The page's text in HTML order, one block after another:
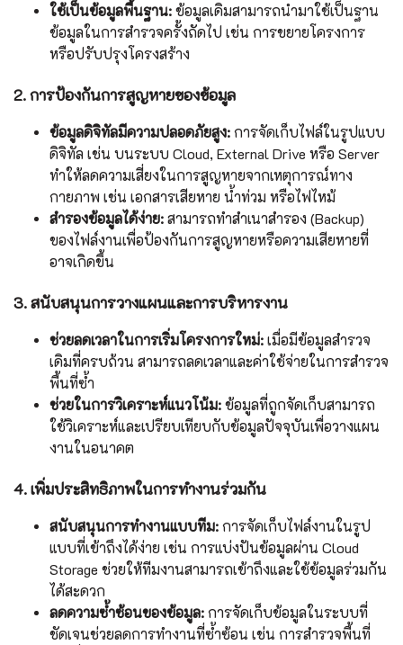
ใช้เป็นข้อมูลพื้นฐาน:ข้อมูลเดิมสามารถนำมาใช้เป็นฐาน
ข้อมูลในการสำรวจครั้งถัดไป เช่น การขยายโครงการ
หรือปรับปรุงโครงสร้าง
2. การป้องกันการสูญหายของข้อมูล
ข้อมูลดิจิทัลมีความปลอดภัยสูง:การจัดเก็บไฟล์ในรูปแบบ
ดิจิทัล เช่น บนระบบ Cloud, External Drive หรือ Server
ทำให้ลดความเสี่ยงในการสูญหายจากเหตุการณ์ทาง
กายภาพ เช่น เอกสารเสียหาย น้ำท่วม หรือไฟไหม้
สำรองข้อมูลได้ง่าย:สามารถทำสำเนาสำรอง (Backup)
ของไฟล์งานเพื่อป้องกันการสูญหายหรือความเสียหายที่
อาจเกิดขึ้น
3. สนับสนุนการวางแผนและการบริหารงาน
ช่วยลดเวลาในการเริ่มโครงการใหม่:เมื่อมีข้อมูลสำรวจ
เดิมที่ครบถ้วน สามารถลดเวลาและค่าใช้จ่ายในการสำรวจ
พื้นที่ซ้ำ
ช่วยในการวิเคราะห์แนวโน้ม:ข้อมูลที่ถูกจัดเก็บสามารถ
ใช้วิเคราะห์และเปรียบเทียบกับข้อมูลปัจจุบันเพื่อวางแผน
งานในอนาคต
4. เพิ่มประสิทธิภาพในการทำงานร่วมกัน
สนับสนุนการทำงานแบบทีม:การจัดเก็บไฟล์งานในรูป
แบบที่เข้าถึงได้ง่าย เช่น การแบ่งปันข้อมูลผ่าน Cloud
Storage ช่วยให้ทีมงานสามารถเข้าถึงและใช้ข้อมูลร่วมกัน
ได้สะดวก
ลดความซ้ำซ้อนของข้อมูล:การจัดเก็บข้อมูลในระบบที่
ชัดเจนช่วยลดการทำงานที่ซ้ำซ้อน เช่น การสำรวจพื้นที่